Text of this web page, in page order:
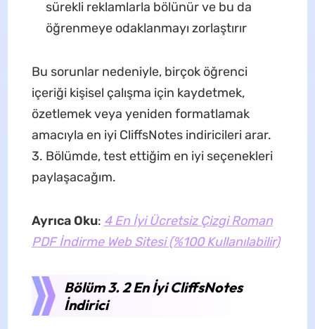
sürekli reklamlarla bölünür ve bu da
öğrenmeye odaklanmayı zorlaştırır
Bu sorunlar nedeniyle, birçok öğrenci
içeriği kişisel çalışma için kaydetmek,
özetlemek veya yeniden formatlamak
amacıyla en iyi CliffsNotes indiricileri arar.
3. Bölümde, test ettiğim en iyi seçenekleri
paylaşacağım.
Ayrıca Oku: 4 En İyi Ücretsiz Çizgi Roman
PDF İndirme Web Sitesi (%100 Kullanılabilir)
Bölüm 3. 2 En İyi CliffsNotes
İndirici